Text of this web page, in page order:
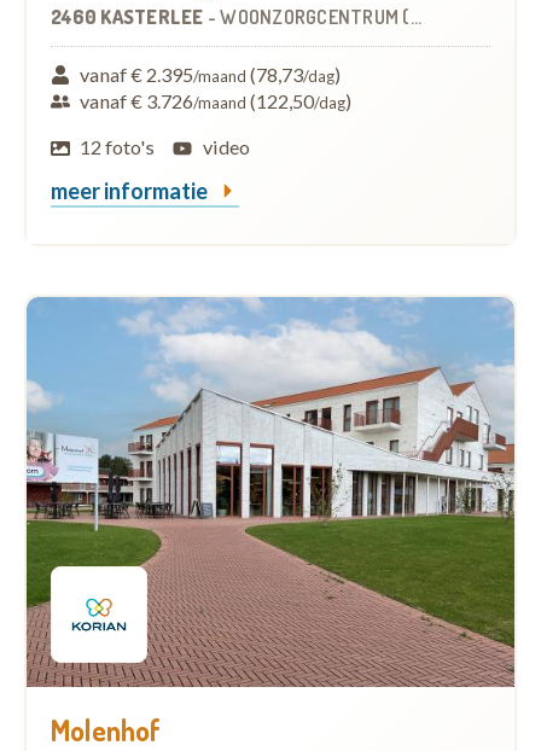
2460 KASTERLEE -WOONZORGCENTRUM (WZC)
vanaf € 2.395/maand (78,73/dag)
vanaf € 3.726/maand (122,50/dag)
12 foto's
video
meer informatie
Molenhof